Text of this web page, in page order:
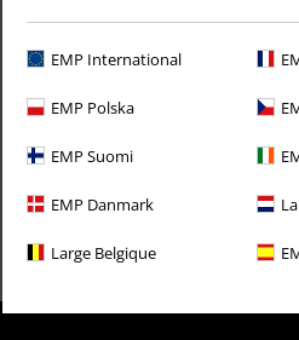
EMP International
EMP Polska
EMP Suomi
EMP Danmark
Large Belgique